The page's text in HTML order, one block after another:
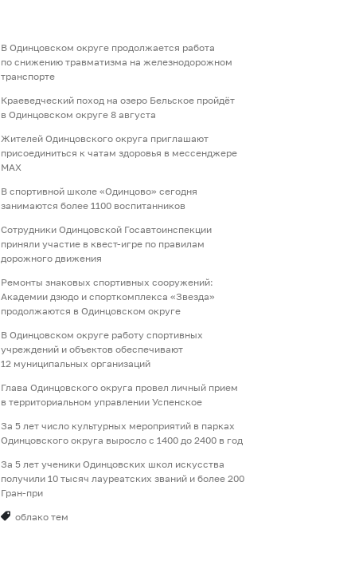
В Одинцовском округе продолжается работа
по снижению травматизма на железнодорожном
транспорте
Краеведческий поход на озеро Бельское пройдёт
в Одинцовском округе 8 августа
Жителей Одинцовского округа приглашают
присоединиться к чатам здоровья в мессенджере
МАХ
В спортивной школе «Одинцово» сегодня
занимаются более 1100 воспитанников
Сотрудники Одинцовской Госавтоинспекции
приняли участие в квест-игре по правилам
дорожного движения
Ремонты знаковых спортивных сооружений:
Академии дзюдо и спорткомплекса «Звезда»
продолжаются в Одинцовском округе
В Одинцовском округе работу спортивных
учреждений и объектов обеспечивают
12 муниципальных организаций
Глава Одинцовского округа провел личный прием
в территориальном управлении Успенское
За 5 лет число культурных мероприятий в парках
Одинцовского округа выросло с 1400 до 2400 в год
За 5 лет ученики Одинцовских школ искусства
получили 10 тысяч лауреатских званий и более 200
Гран-при
облако тем